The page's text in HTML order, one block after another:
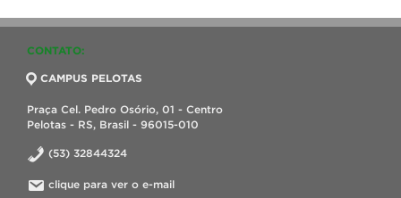
CONTATO:
CAMPUS PELOTAS
Praça Cel. Pedro Osório, 01 - Centro
Pelotas - RS, Brasil - 96015-010
(53) 32844324
clique para ver o e-mail